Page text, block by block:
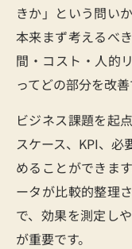
きか」という問い
本来まず考えるべ
間・コスト・人的
ってどの部分を改
ビジネス課題を起
スケース、KPI、必
めることができま
ータが比較的整理
で、効果を測定し
が重要です。